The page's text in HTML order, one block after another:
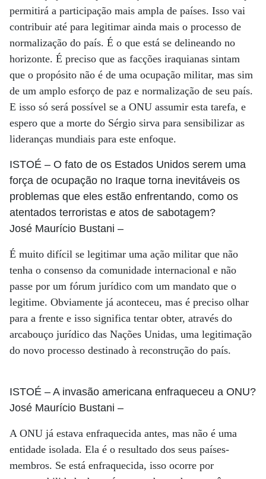
permitirá a participação mais ampla de países. Isso vai
contribuir até para legitimar ainda mais o processo de
normalização do país. É o que está se delineando no
horizonte. É preciso que as facções iraquianas sintam
que o propósito não é de uma ocupação militar, mas sim
de um amplo esforço de paz e normalização de seu país.
E isso só será possível se a ONU assumir esta tarefa, e
espero que a morte do Sérgio sirva para sensibilizar as
lideranças mundiais para este enfoque.
ISTOÉ – O fato de os Estados Unidos serem uma
força de ocupação no Iraque torna inevitáveis os
problemas que eles estão enfrentando, como os
atentados terroristas e atos de sabotagem?
José Maurício Bustani –
É muito difícil se legitimar uma ação militar que não
tenha o consenso da comunidade internacional e não
passe por um fórum jurídico com um mandato que o
legitime. Obviamente já aconteceu, mas é preciso olhar
para a frente e isso significa tentar obter, através do
arcabouço jurídico das Nações Unidas, uma legitimação
do novo processo destinado à reconstrução do país.
ISTOÉ – A invasão americana enfraqueceu a ONU?
José Maurício Bustani –
A ONU já estava enfraquecida antes, mas não é uma
entidade isolada. Ela é o resultado dos seus países-
membros. Se está enfraquecida, isso ocorre por